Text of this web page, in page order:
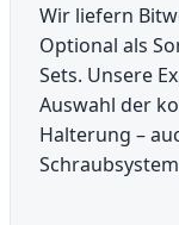
Wir liefern
Optional als
Sets. Unsere
Auswahl der
Halterung –